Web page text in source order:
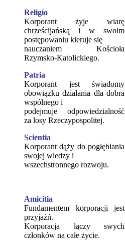
Religio
Korporant żyje wiarę
chrześcijańską i w swoim
postępowaniu kieruje się
nauczaniem Kościoła
Rzymsko-Katolickiego.
Patria
Korporant jest świadomy
obowiązku działania dla dobra
wspólnego i
podejmuje odpowiedzialność
za losy Rzeczypospolitej.
Scientia
Korporant dąży do pogłębiania
swojej wiedzy i
wszechstronnego rozwoju.
Amicitia
Fundamentem korporacji jest
przyjaźń.
Korporacja łączy swych
członków na całe życie.